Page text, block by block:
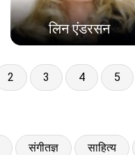
लिन एंडरसन
2 3 4 5
संगीतज्ञ साहित्य